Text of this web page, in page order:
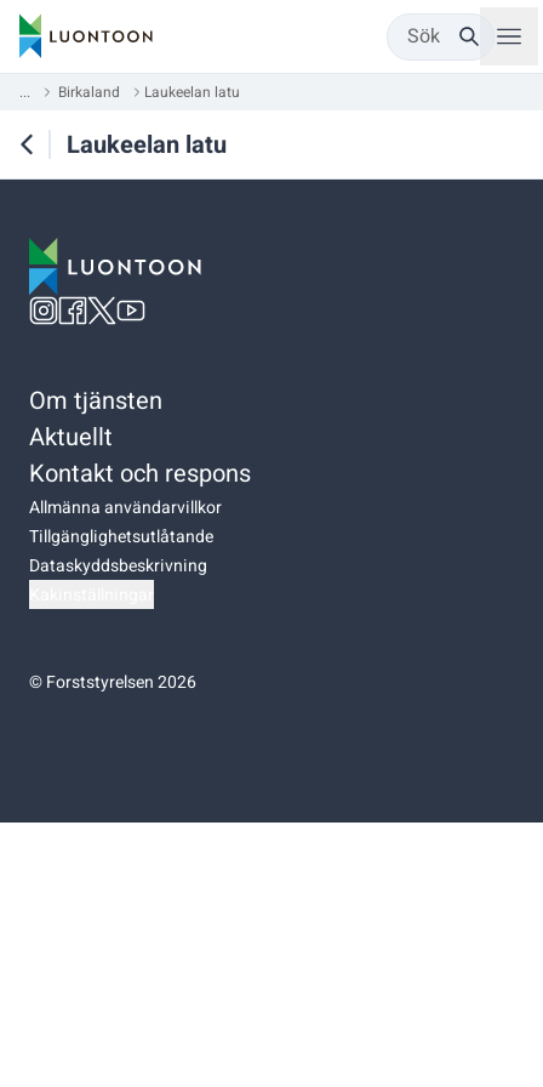
Sök
... Birkaland Laukeelan latu
Laukeelan latu
Om tjänsten
Aktuellt
Kontakt och respons
Allmänna användarvillkor
Tillgänglighetsutlåtande
Dataskyddsbeskrivning
©Forststyrelsen 2026